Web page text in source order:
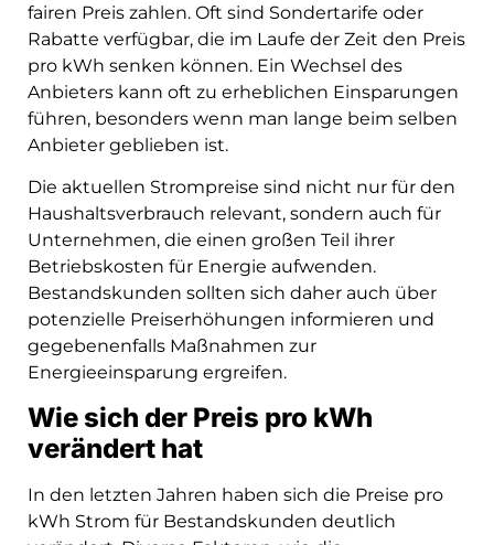
fairen Preis zahlen. Oft sind Sondertarife oder
Rabatte verfügbar, die im Laufe der Zeit den Preis
pro kWh senken können. Ein Wechsel des
Anbieters kann oft zu erheblichen Einsparungen
führen, besonders wenn man lange beim selben
Anbieter geblieben ist.
Die aktuellen Strompreise sind nicht nur für den
Haushaltsverbrauch relevant, sondern auch für
Unternehmen, die einen großen Teil ihrer
Betriebskosten für Energie aufwenden.
Bestandskunden sollten sich daher auch über
potenzielle Preiserhöhungen informieren und
gegebenenfalls Maßnahmen zur
Energieeinsparung ergreifen.
Wie sich der Preis pro kWh
verändert hat
In den letzten Jahren haben sich die Preise pro
kWh Strom für Bestandskunden deutlich